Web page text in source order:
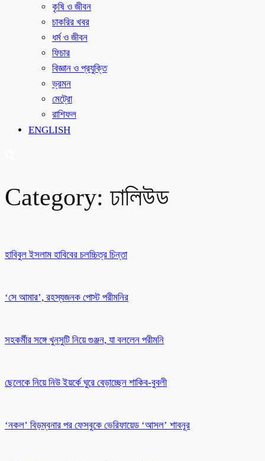
কৃষি ও জীবন
চাকরির খবর
ধর্ম ও জীবন
ফিচার
বিজ্ঞান ও প্রযুক্তি
ভ্রমন
মেট্রো
রাশিফল
ENGLISH
Category: ঢালিউড
হাবিবুল ইসলাম হাবিবের চলচ্চিত্র চিন্তা
‘সে আমার’, রহস্যজনক পোস্ট পরীমনির
সহকর্মীর সঙ্গে খুনসুটি নিয়ে গুঞ্জন, যা বললেন পরীমনি
ছেলেকে নিয়ে নিউ ইয়র্কে ঘুরে বেড়াচ্ছেন শাকিব-বুবলী
‘নকল’ বিড়ম্বনার পর ফেসবুকে ভেরিফায়েড ‘আসল’ শাবনূর